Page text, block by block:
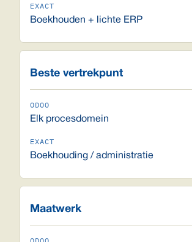
Boekhouden + lichte ERP
Beste vertrekpunt
Elk procesdomein
Boekhouding / administratie
Maatwerk